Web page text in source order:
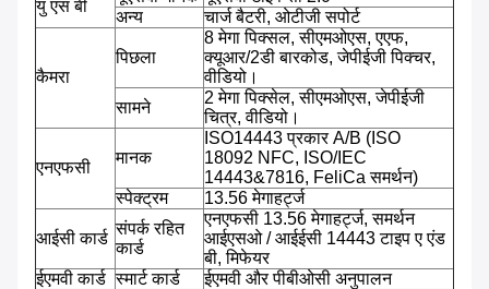
यु एस बी
अन्य
चार्ज बैटरी, ओटीजी सपोर्ट
कैमरा
पिछला
8 मेगा पिक्सल, सीएमओएस, एएफ,
क्यूआर/2डी बारकोड, जेपीईजी पिक्चर,
वीडियो।
सामने
2 मेगा पिक्सेल, सीएमओएस, जेपीईजी
चित्र, वीडियो।
एनएफसी
मानक
ISO14443 प्रकार A/B (ISO
18092 NFC, ISO/IEC
14443&7816, FeliCa समर्थन)
स्पेक्ट्रम
13.56 मेगाहर्ट्ज
आईसी कार्ड
संपर्क रहित
कार्ड
एनएफसी 13.56 मेगाहर्ट्ज, समर्थन
आईएसओ / आईईसी 14443 टाइप ए एंड
बी, मिफेयर
ईएमवी कार्ड स्मार्ट कार्ड ईएमवी और पीबीओसी अनुपालन